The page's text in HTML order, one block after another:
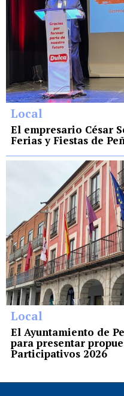
Local
El empresario César
Ferias y Fiestas de
Local
El Ayuntamiento de
para presentar
Participativos 2026